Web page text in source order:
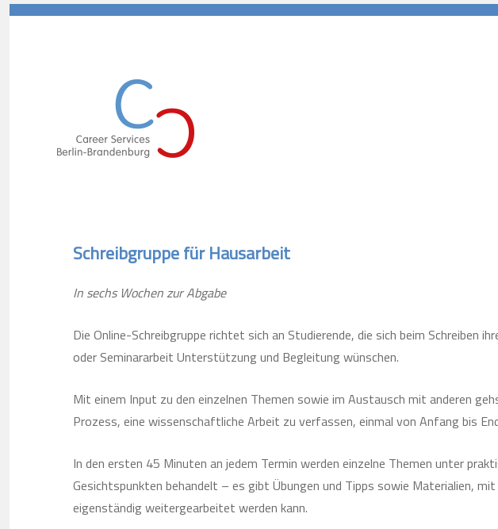
Schreibgruppe für Hausarbeit
In sechs Wochen zur Abgabe
Die Online-Schreibgruppe richtet sich an Studierende, die sich beim Schreiben
oder Seminararbeit Unterstützung und Begleitung wünschen.
Mit einem Input zu den einzelnen Themen sowie im Austausch mit anderen
Prozess, eine wissenschaftliche Arbeit zu verfassen, einmal von Anfang bis
In den ersten 45 Minuten an jedem Termin werden einzelne Themen unter
Gesichtspunkten behandelt – es gibt Übungen und Tipps sowie Materialien, mit
eigenständig weitergearbeitet werden kann.